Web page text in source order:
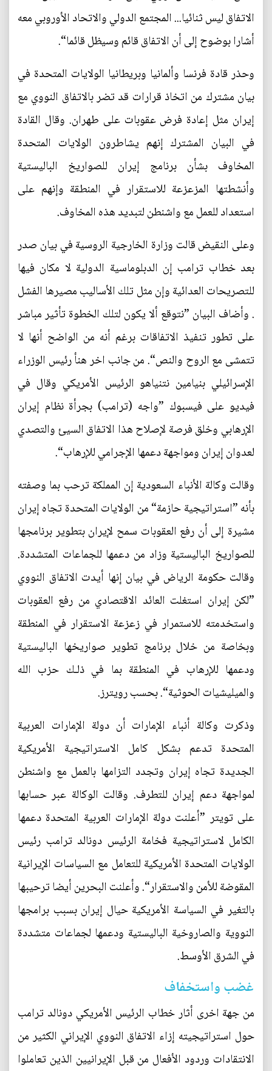
الاتفاق ليس ثنائيا... المجتمع الدولي والاتحاد الأوروبي معه
أشارا بوضوح إلى أن الاتفاق قائم وسيظل قائما“.
وحذر قادة فرنسا وألمانيا وبريطانيا الولايات المتحدة في
بيان مشترك من اتخاذ قرارات قد تضر بالاتفاق النووي مع
إيران مثل إعادة فرض عقوبات على طهران. وقال القادة
في البيان المشترك إنهم يشاطرون الولايات المتحدة
المخاوف بشأن برنامج إيران للصواريخ الباليستية
وأنشطتها المزعزعة للاستقرار في المنطقة وإنهم على
استعداد للعمل مع واشنطن لتبديد هذه المخاوف.
وعلى النقيض قالت وزارة الخارجية الروسية في بيان صدر
بعد خطاب ترامب إن الدبلوماسية الدولية لا مكان فيها
للتصريحات العدائية وإن مثل تلك الأساليب مصيرها الفشل
. وأضاف البيان ”نتوقع ألا يكون لتلك الخطوة تأثير مباشر
على تطور تنفيذ الاتفاقات برغم أنه من الواضح أنها لا
تتمشى مع الروح والنص“. من جانب اخر هنأ رئيس الوزراء
الإسرائيلي بنيامين نتنياهو الرئيس الأمريكي وقال في
فيديو على فيسبوك ”واجه (ترامب) بجرأة نظام إيران
الإرهابي وخلق فرصة لإصلاح هذا الاتفاق السيئ والتصدي
لعدوان إيران ومواجهة دعمها الإجرامي للإرهاب“.
وقالت وكالة الأنباء السعودية إن المملكة ترحب بما وصفته
بأنه ”استراتيجية حازمة“ من الولايات المتحدة تجاه إيران
مشيرة إلى أن رفع العقوبات سمح لإيران بتطوير برنامجها
للصواريخ الباليستية وزاد من دعمها للجماعات المتشددة.
وقالت حكومة الرياض في بيان إنها أيدت الاتفاق النووي
”لكن إيران استغلت العائد الاقتصادي من رفع العقوبات
واستخدمته للاستمرار في زعزعة الاستقرار في المنطقة
وبخاصة من خلال برنامج تطوير صواريخها الباليستية
ودعمها للإرهاب في المنطقة بما في ذلـك حزب الله
والميليشيات الحوثية“. بحسب رويترز.
وذكرت وكالة أنباء الإمارات أن دولة الإمارات العربية
المتحدة تدعم بشكل كامل الاستراتيجية الأمريكية
الجديدة تجاه إيران وتجدد التزامها بالعمل مع واشنطن
لمواجهة دعم إيران للتطرف. وقالت الوكالة عبر حسابها
على تويتر ”أعلنت دولة الإمارات العربية المتحدة دعمها
الكامل لاستراتيجية فخامة الرئيس دونالد ترامب رئيس
الولايات المتحدة الأمريكية للتعامل مع السياسات الإيرانية
المقوضة للأمن والاستقرار“. وأعلنت البحرين أيضا ترحيبها
بالتغير في السياسة الأمريكية حيال إيران بسبب برامجها
النووية والصاروخية الباليستية ودعمها لجماعات متشددة
في الشرق الأوسط.
غضب واستخفاف
من جهة اخرى أثار خطاب الرئيس الأمريكي دونالد ترامب
حول استراتيجيته إزاء الاتفاق النووي الإيراني الكثير من
الانتقادات وردود الأفعال من قبل الإيرانيين الذين تعاملوا